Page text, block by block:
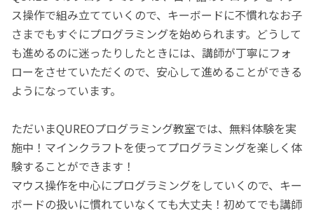
ス操作で組み立てていくので、キーボードに不慣れなお子
さまでもすぐにプログラミングを始められます。どうして
も進めるのに迷ったりしたときには、講師が丁寧にフォ
ローをさせていただくので、安心して進めることができる
ようになっています。
ただいまQUREOプログラミング教室では、無料体験を実
施中！マインクラフトを使ってプログラミングを楽しく体
験することができます！
マウス操作を中心にプログラミングをしていくので、キー
ボードの扱いに慣れていなくても大丈夫！初めてでも講師